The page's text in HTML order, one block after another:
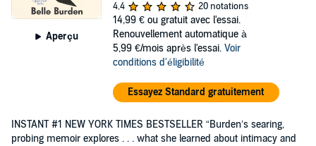
Aperçu
4,4
20 notations
14,99 € ou gratuit avec l'essai.
Renouvellement automatique à
5,99 €/mois après l'essai. Voir
conditions d'éligibilité
Essayez Standard gratuitement
INSTANT #1 NEW YORK TIMES BESTSELLER “Burden’s searing,
probing memoir explores . . . what she learned about intimacy and